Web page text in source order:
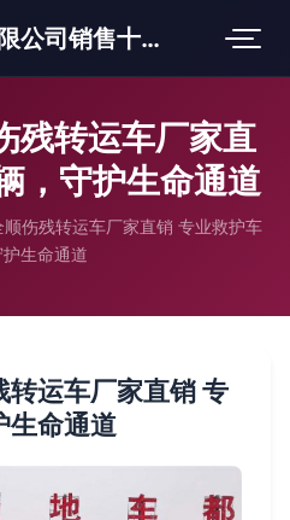
程力专用汽车股份有限公司销售十三分公司
残转运车厂家直
，守护生命通道
伤残转运车厂家直销 专业救护车
生命通道
运车厂家直销 专
生命通道